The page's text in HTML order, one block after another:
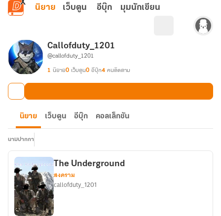
ข้ามไปยังเนื้อหาหลัก
นิยาย เว็บตูน อีบุ๊ก มุมนักเขียน
Callofduty_1201
@callofduty_1201
1 นิยาย0 เว็บตูน0 อีบุ๊ก4 คนติดตาม
นิยาย เว็บตูน อีบุ๊ก คอลเล็กชัน
นามปากกา
The Underground
สงคราม
callofduty_1201